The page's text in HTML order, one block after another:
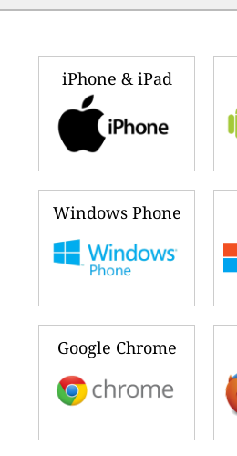
iPhone & iPad
Windows Phone
Google Chrome